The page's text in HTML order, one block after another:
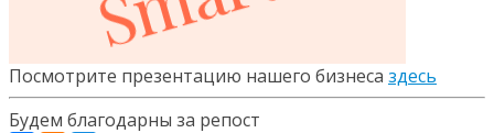
Посмотрите презентацию нашего бизнеса здесь
Будем благодарны за репост